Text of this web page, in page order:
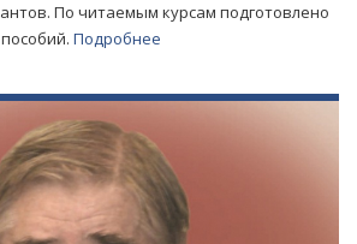
По читаемым курсам подготовлено
Подробнее